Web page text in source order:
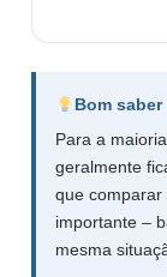
Bom saber
Para a
geralmente
que comparar
importante –
mesma